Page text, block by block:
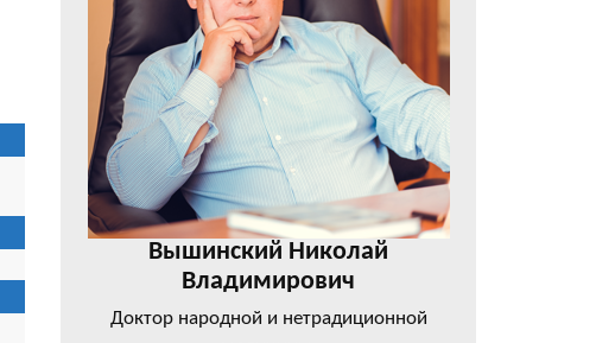
Вышинский Николай
Владимирович
Доктор народной и нетрадиционной